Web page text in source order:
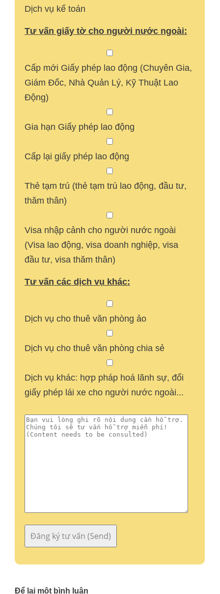
Dịch vụ kế toán
Tư vấn giấy tờ cho người nước ngoài:
Cấp mới Giấy phép lao động (Chuyên Gia,
Giám Đốc, Nhà Quản Lý, Kỹ Thuật Lao
Động)
Gia hạn Giấy phép lao động
Cấp lại giấy phép lao động
Thẻ tạm trú (thẻ tạm trú lao động, đầu tư,
thăm thân)
Visa nhập cảnh cho người nước ngoài
(Visa lao động, visa doanh nghiệp, visa
đầu tư, visa thăm thân)
Tư vấn các dịch vụ khác:
Dịch vụ cho thuê văn phòng ảo
Dịch vụ cho thuê văn phòng chia sẻ
Dịch vụ khác: hợp pháp hoá lãnh sự, đổi
giấy phép lái xe cho người nước ngoài...
Để lại một bình luận